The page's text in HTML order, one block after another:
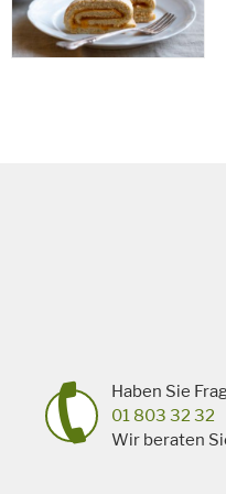
Haben Sie
01 803 32 32
Wir beraten